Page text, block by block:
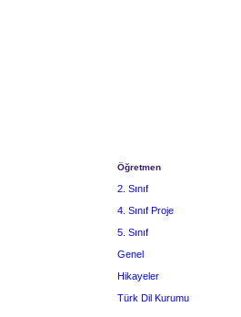
Öğretmen
2. Sınıf
4. Sınıf Proje
5. Sınıf
Genel
Hikayeler
Türk Dil Kurumu